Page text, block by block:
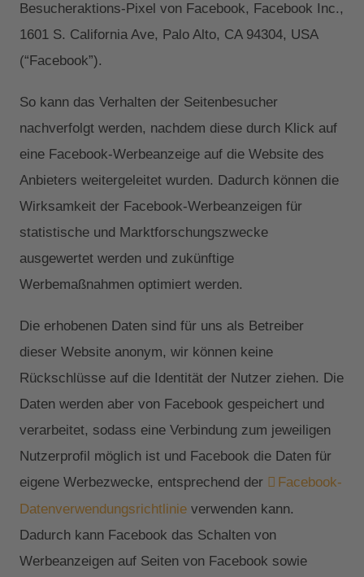
Besucheraktions-Pixel von Facebook, Facebook Inc.,
1601 S. California Ave, Palo Alto, CA 94304, USA
(“Facebook”).
So kann das Verhalten der Seitenbesucher
nachverfolgt werden, nachdem diese durch Klick auf
eine Facebook-Werbeanzeige auf die Website des
Anbieters weitergeleitet wurden. Dadurch können die
Wirksamkeit der Facebook-Werbeanzeigen für
statistische und Marktforschungszwecke
ausgewertet werden und zukünftige
Werbemaßnahmen optimiert werden.
Die erhobenen Daten sind für uns als Betreiber
dieser Website anonym, wir können keine
Rückschlüsse auf die Identität der Nutzer ziehen. Die
Daten werden aber von Facebook gespeichert und
verarbeitet, sodass eine Verbindung zum jeweiligen
Nutzerprofil möglich ist und Facebook die Daten für
eigene Werbezwecke, entsprechend der
Facebook-
Datenverwendungsrichtlinie verwenden kann.
Dadurch kann Facebook das Schalten von
Werbeanzeigen auf Seiten von Facebook sowie